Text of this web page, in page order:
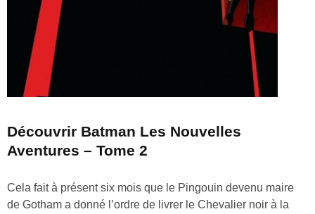
Découvrir Batman Les Nouvelles
Aventures – Tome 2
Cela fait à présent six mois que le Pingouin devenu maire
de Gotham a donné l’ordre de livrer le Chevalier noir à la